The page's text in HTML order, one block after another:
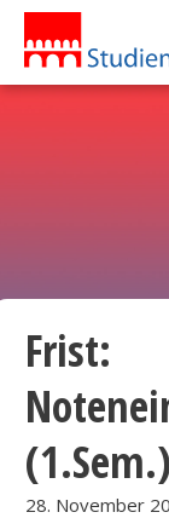
Frist:
(1.Sem.)
28. November